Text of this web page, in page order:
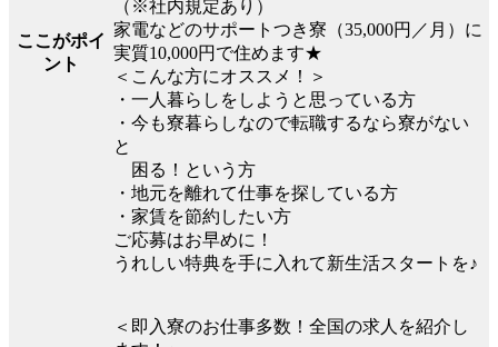
ここがポイ
ント
（※社内規定あり）
家電などのサポートつき寮（35,000円／月）に
実質10,000円で住めます★
＜こんな方にオススメ！＞
・一人暮らしをしようと思っている方
・今も寮暮らしなので転職するなら寮がない
と
困る！という方
・地元を離れて仕事を探している方
・家賃を節約したい方
ご応募はお早めに！
うれしい特典を手に入れて新生活スタートを♪
＜即入寮のお仕事多数！全国の求人を紹介し